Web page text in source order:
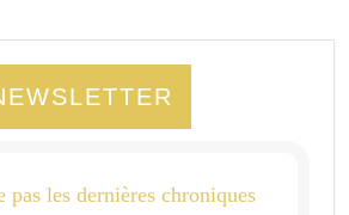
pas les dernières chroniques